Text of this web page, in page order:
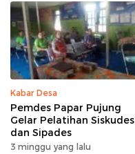
Kabar Desa
Pemdes Papar Pujung
Gelar Pelatihan Siskudes
dan Sipades
3 minggu yang lalu